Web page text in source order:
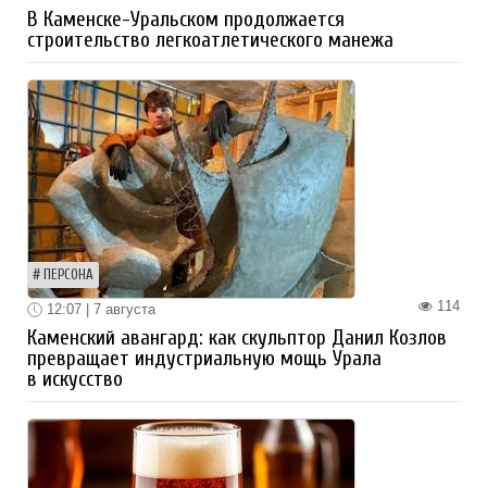
В Каменске-Уральском продолжается
строительство легкоатлетического манежа
ПЕРСОНА
114
12:07 | 7 августа
Каменский авангард: как скульптор Данил Козлов
превращает индустриальную мощь Урала
в искусство